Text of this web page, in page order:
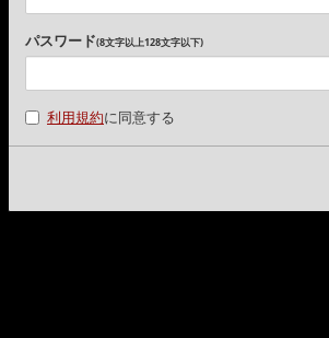
パスワード(8文字以上128文字以下)
利用規約に同意する